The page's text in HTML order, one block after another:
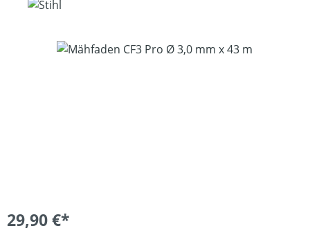
Bildergalerie überspringen
29,90 €*